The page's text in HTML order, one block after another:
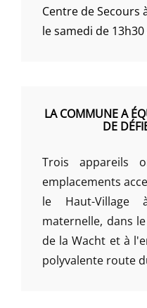
Centre de Secours
le samedi de
LA COMMUNE A
DE
Trois appareils
emplacements
le Haut-
maternelle, dans
de la Wacht et à
polyvalente route